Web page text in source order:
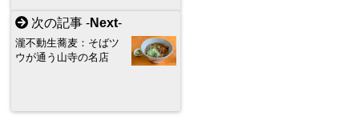
次の記事 -Next-
瀧不動生蕎麦：そばツ
ウが通う山寺の名店